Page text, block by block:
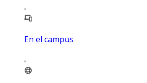
En el campus